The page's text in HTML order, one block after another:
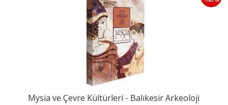
Mysia ve Çevre Kültürleri - Balıkesir Arkeoloji